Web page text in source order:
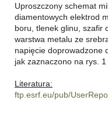
Uproszczony schemat
diamentowych elektrod
boru, tlenek glinu, szafir
warstwa metalu ze
napięcie doprowadzone
jak zaznaczono na rys.
Literatura:
ftp.esrf.eu/pub/